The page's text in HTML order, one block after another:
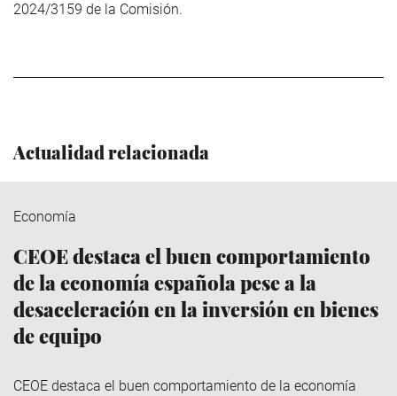
2024/3159 de la Comisión.
Actualidad relacionada
Economía
CEOE destaca el buen comportamiento
de la economía española pese a la
desaceleración en la inversión en bienes
de equipo
CEOE destaca el buen comportamiento de la economía